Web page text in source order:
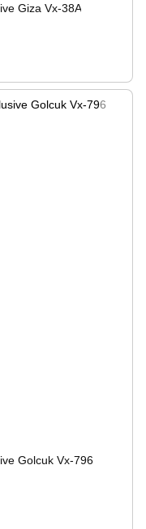
Giza Vx-38A
Golcuk Vx-796